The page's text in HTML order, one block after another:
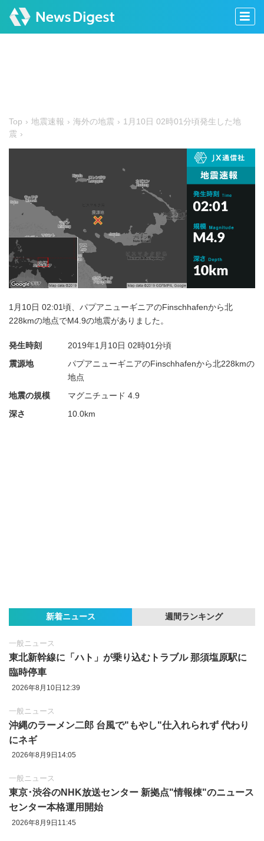
Top 地震速報 海外の地震
1月10日 02時01分頃発生した地
震
1月10日 02:01頃、パプアニューギニアのFinschhafenから北
228kmの地点でM4.9の地震がありました。
発生時刻 2019年1月10日 02時01分頃
震源地
パプアニューギニアのFinschhafenから北228kmの
地点
地震の規模
マグニチュード 4.9
深さ
10.0km
新着ニュース 週間ランキング
一般ニュース
東北新幹線に「ハト」が乗り込むトラブル 那須塩原駅に
臨時停車
2026年8月10日12:39
一般ニュース
沖縄のラーメン二郎 台風で"もやし"仕入れられず 代わり
にネギ
2026年8月9日14:05
一般ニュース
東京‪･‬渋谷のNHK放送センター 新拠点"情報棟"のニュース
センター本格運用開始
2026年8月9日11:45